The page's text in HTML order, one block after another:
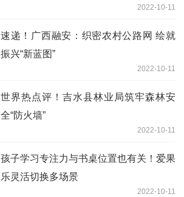
2022-10-11
速递！广西融安：织密农村公路网 绘就
振兴“新蓝图”
2022-10-11
世界热点评！吉水县林业局筑牢森林安
全“防火墙”
2022-10-11
孩子学习专注力与书桌位置也有关！爱果
乐灵活切换多场景
2022-10-11